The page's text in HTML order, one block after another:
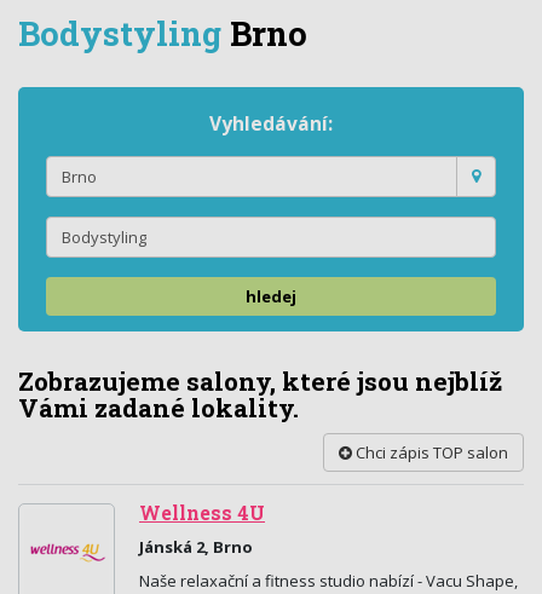
Bodystyling Brno
Vyhledávání:
hledej
Zobrazujeme salony, které jsou nejblíž
Vámi zadané lokality.
Chci zápis TOP salon
Wellness 4U
Jánská 2, Brno
Naše relaxační a fitness studio nabízí - Vacu Shape,